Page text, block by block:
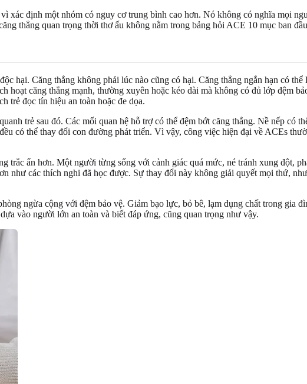
định một nhóm có nguy cơ trung bình cao hơn. Nó không có nghĩa mọi
thẳng quan trọng thời thơ ấu không nằm trong bảng hỏi ACE 10 mục ban
hại. Căng thẳng không phải lúc nào cũng có hại. Căng thẳng ngắn hạn có thể
căng thẳng mạnh, thường xuyên hoặc kéo dài mà không có đủ lớp đệm
trẻ đọc tín hiệu an toàn hoặc đe dọa.
trẻ sau đó. Các mối quan hệ hỗ trợ có thể đệm bớt căng thẳng. Nề nếp có
có thể thay đổi con đường phát triển. Vì vậy, công việc hiện đại về ACEs
ẩn hơn. Một người từng sống với cảnh giác quá mức, né tránh xung đột,
như các thích nghi đã học được. Sự thay đổi này không giải quyết mọi thứ,
ngừa cộng với đệm bảo vệ. Giảm bạo lực, bỏ bê, lạm dụng chất trong gia
vào người lớn an toàn và biết đáp ứng, cũng quan trọng như vậy.